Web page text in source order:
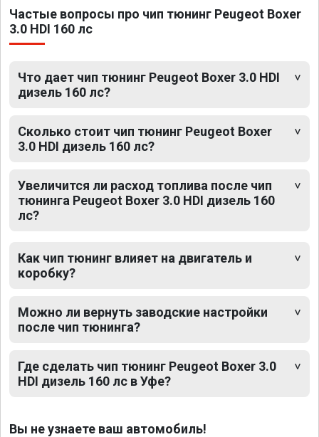
Частые вопросы про чип тюнинг Peugeot Boxer
3.0 HDI 160 лс
Что дает чип тюнинг Peugeot Boxer 3.0 HDI
дизель 160 лс?
Сколько стоит чип тюнинг Peugeot Boxer
3.0 HDI дизель 160 лс?
Увеличится ли расход топлива после чип
тюнинга Peugeot Boxer 3.0 HDI дизель 160
лс?
Как чип тюнинг влияет на двигатель и
коробку?
Можно ли вернуть заводские настройки
после чип тюнинга?
Где сделать чип тюнинг Peugeot Boxer 3.0
HDI дизель 160 лс в Уфе?
Вы не узнаете ваш автомобиль!